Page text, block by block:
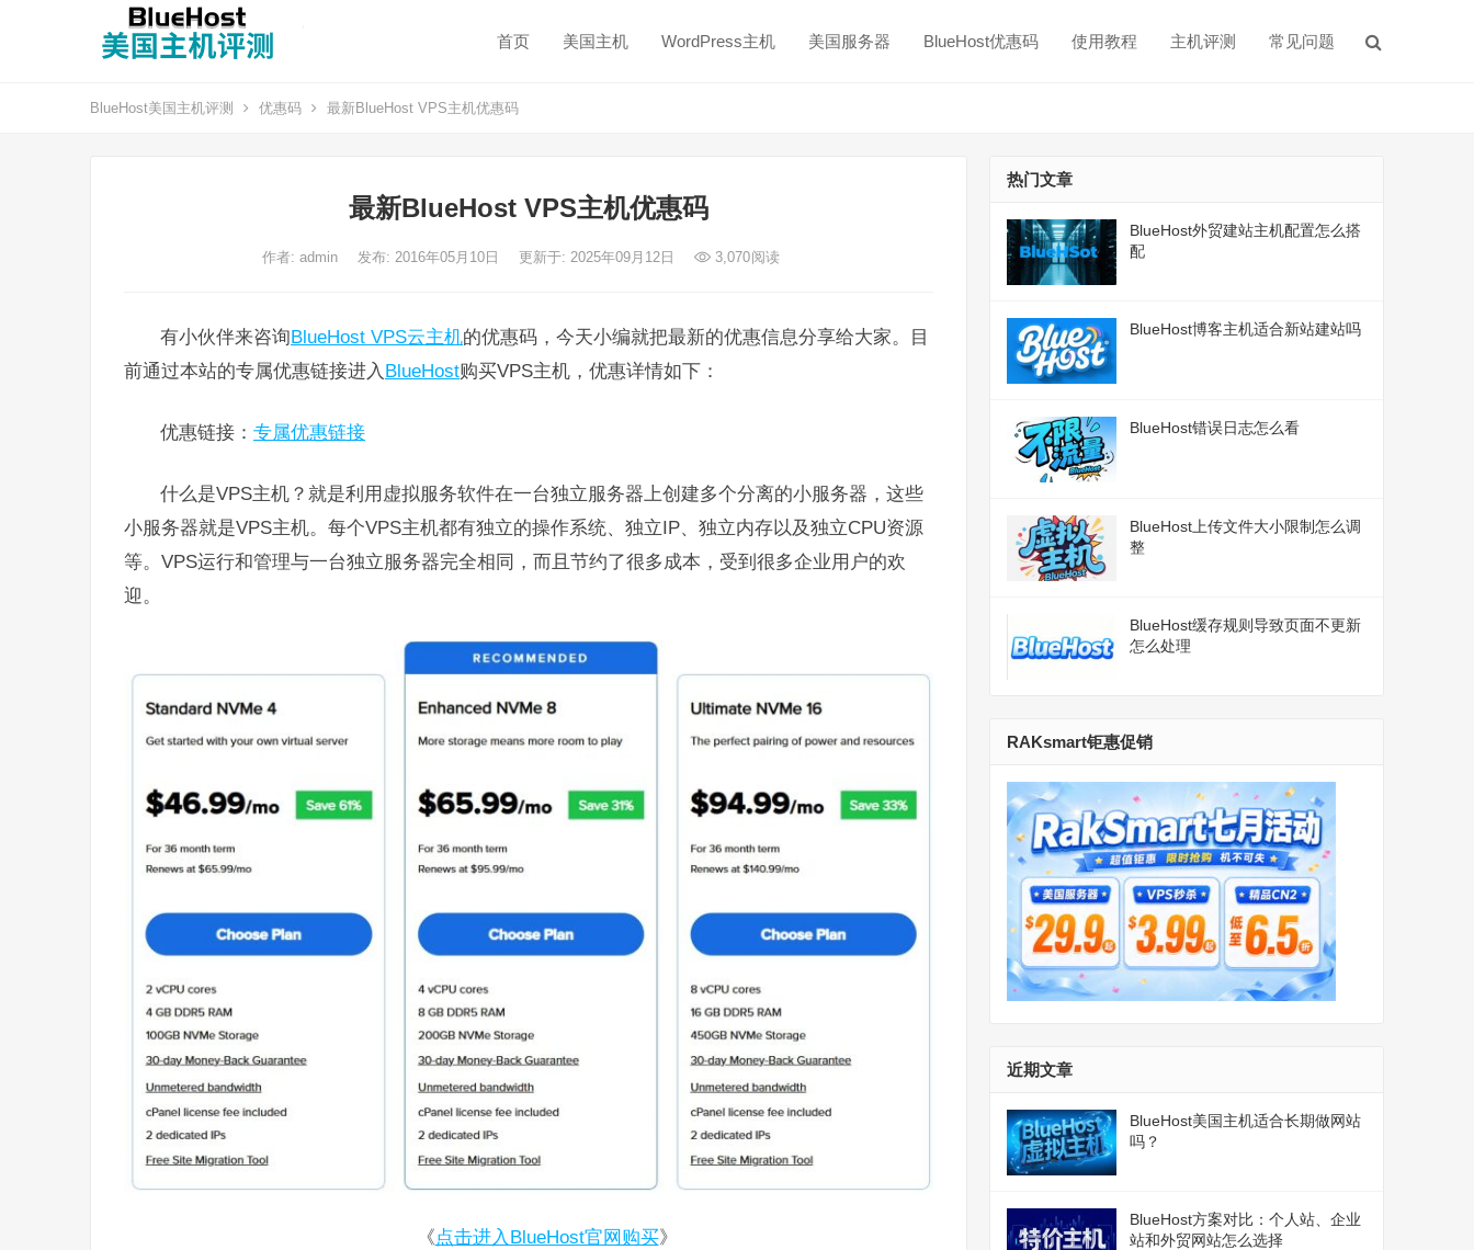
首页 美国主机 WordPress主机 美国服务器 BlueHost优惠码 使用教程 主机评测 常见问题
BlueHost美国主机评测 优惠码 最新BlueHost VPS主机优惠码
最新BlueHost VPS主机优惠码
作者: admin 发布: 2016年05月10日 更新于: 2025年09月12日 3,070阅读
有小伙伴来咨询BlueHost VPS云主机的优惠码，今天小编就把最新的优惠信息分享给大家。目
前通过本站的专属优惠链接进入 BlueHost购买VPS主机，优惠详情如下：
优惠链接： 专属优惠链接
什么是VPS主机？就是利用虚拟服务软件在一台独立服务器上创建多个分离的小服务器，这些
小服务器就是VPS主机。每个VPS主机都有独立的操作系统、独立IP、独立内存以及独立CPU资源
等。VPS运行和管理与一台独立服务器完全相同，而且节约了很多成本，受到很多企业用户的欢
迎。
《点击进入BlueHost官网购买》
热门文章
BlueHost外贸建站主机配置怎么搭
配
BlueHost博客主机适合新站建站吗
BlueHost错误日志怎么看
BlueHost上传文件大小限制怎么调
整
BlueHost缓存规则导致页面不更新
怎么处理
RAKsmart钜惠促销
近期文章
BlueHost美国主机适合长期做网站
吗？
BlueHost方案对比：个人站、企业
站和外贸网站怎么选择